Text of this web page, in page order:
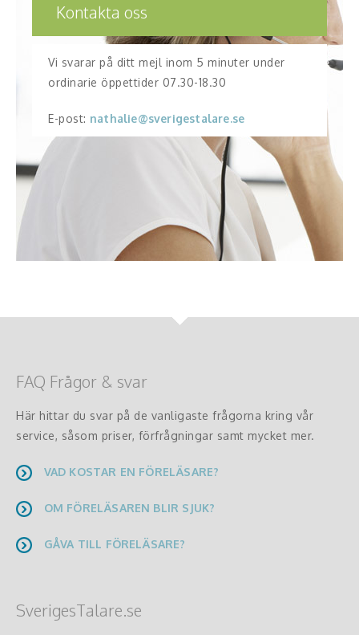
Kontakta oss
Vi svarar på ditt mejl inom 5 minuter under
ordinarie öppettider 07.30-18.30
E-post: nathalie@sverigestalare.se
FAQ Frågor & svar
Här hittar du svar på de vanligaste frågorna kring vår
service, såsom priser, förfrågningar samt mycket mer.
VAD KOSTAR EN FÖRELÄSARE?
OM FÖRELÄSAREN BLIR SJUK?
GÅVA TILL FÖRELÄSARE?
SverigesTalare.se